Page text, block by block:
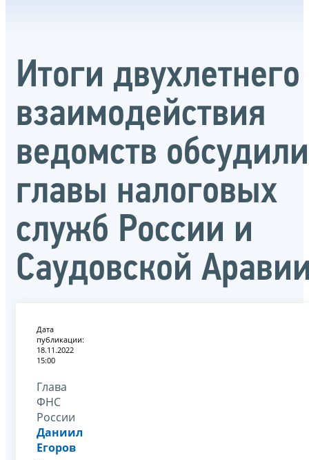
Итоги двухлетнего
взаимодействия
ведомств обсудили
главы налоговых
служб России и
Саудовской
Дата
публикации:
18.11.2022
15:00
Глава
ФНС
России
Даниил
Егоров